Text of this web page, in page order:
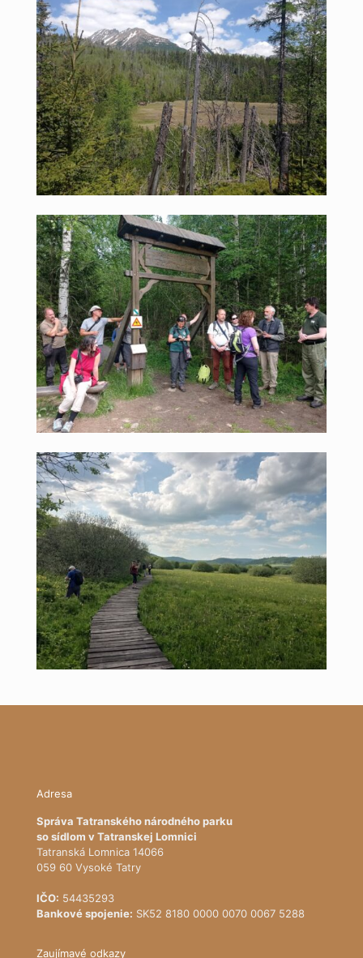
Adresa
Správa Tatranského národného parku
so sídlom v Tatranskej Lomnici
Tatranská Lomnica 14066
059 60 Vysoké Tatry
IČO: 54435293
Bankové spojenie: SK52 8180 0000 0070 0067 5288
Zaujímavé odkazy